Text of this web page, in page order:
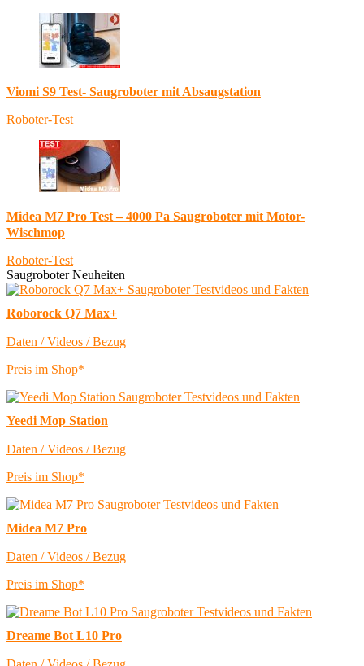
Viomi S9 Test- Saugroboter mit Absaugstation
Roboter-Test
Midea M7 Pro Test – 4000 Pa Saugroboter mit Motor-
Wischmop
Roboter-Test
Saugroboter Neuheiten
Roborock Q7 Max+
Daten / Videos / Bezug
Preis im Shop*
Yeedi Mop Station
Daten / Videos / Bezug
Preis im Shop*
Midea M7 Pro
Daten / Videos / Bezug
Preis im Shop*
Dreame Bot L10 Pro